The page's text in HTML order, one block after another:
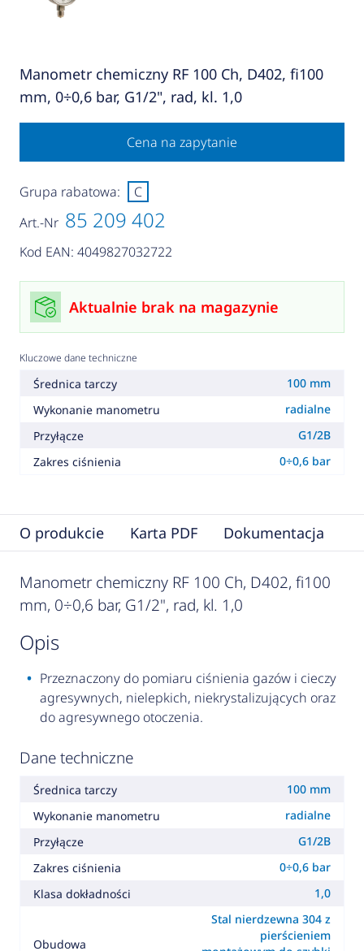
Manometr chemiczny RF 100 Ch, D402, fi100
mm, 0÷0,6 bar, G1/2", rad, kl. 1,0
Cena na zapytanie
Art.-Nr 85 209 402
Kod EAN: 4049827032722
Grupa rabatowa: C
Aktualnie brak na magazynie
Kluczowe dane techniczne
Średnica tarczy
100 mm
Wykonanie manometru
radialne
Przyłącze
G1/2B
Zakres ciśnienia
0÷0,6 bar
O produkcie Karta PDF Dokumentacja
Manometr chemiczny RF 100 Ch, D402, fi100
mm, 0÷0,6 bar, G1/2", rad, kl. 1,0
opis
Przeznaczony do pomiaru ciśnienia gazów i cieczy
agresywnych, nielepkich, niekrystalizujących oraz
do agresywnego otoczenia.
Dane techniczne
Średnica tarczy
100 mm
Wykonanie manometru
radialne
Przyłącze
G1/2B
Zakres ciśnienia
0÷0,6 bar
Klasa dokładności
1,0
Obudowa
Stal nierdzewna 304 z
pierścieniem